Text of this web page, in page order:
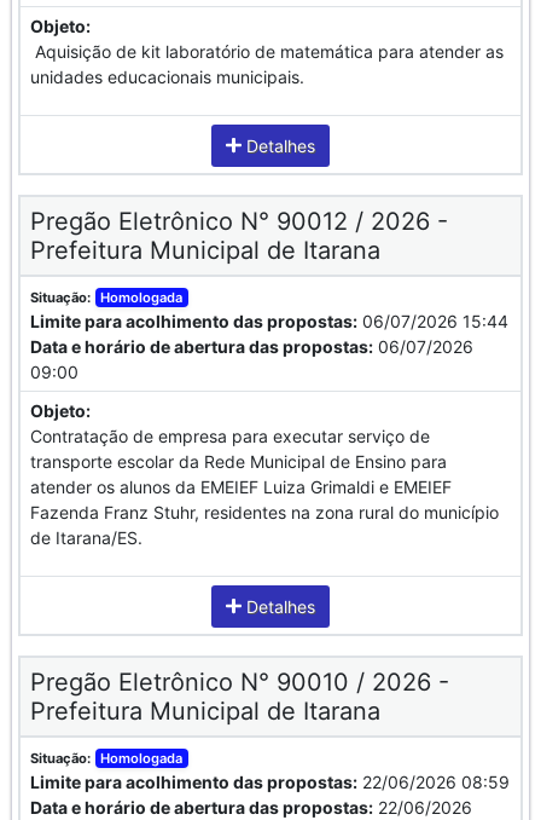
Objeto:
Aquisição de kit laboratório de matemática para atender as
unidades educacionais municipais.
Detalhes
Pregão Eletrônico N° 90012 / 2026 -
Prefeitura Municipal de Itarana
Situação: Homologada
Limite para acolhimento das propostas: 06/07/2026 15:44
Data e horário de abertura das propostas: 06/07/2026
09:00
Objeto:
Contratação de empresa para executar serviço de
transporte escolar da Rede Municipal de Ensino para
atender os alunos da EMEIEF Luiza Grimaldi e EMEIEF
Fazenda Franz Stuhr, residentes na zona rural do município
de Itarana/ES.
Detalhes
Pregão Eletrônico N° 90010 / 2026 -
Prefeitura Municipal de Itarana
Situação: Homologada
Limite para acolhimento das propostas: 22/06/2026 08:59
Data e horário de abertura das propostas: 22/06/2026